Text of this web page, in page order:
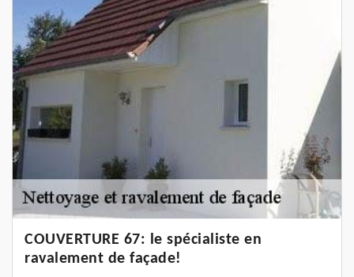
COUVERTURE 67: le spécialiste en
ravalement de façade!